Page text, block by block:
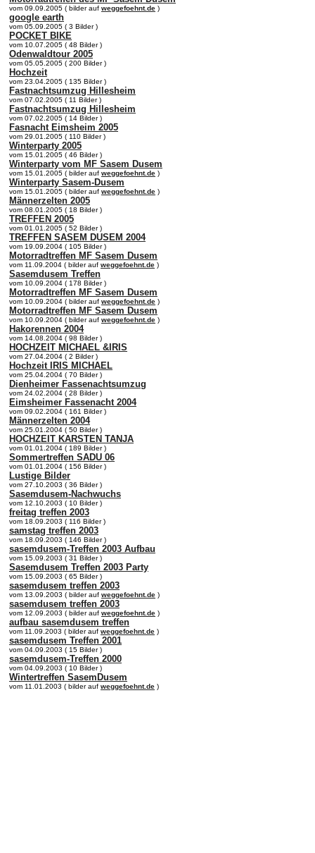
vom 09.09.2005 ( bilder auf weggefoehnt.de )
google earth
vom 05.09.2005 ( 3 Bilder )
POCKET BIKE
vom 10.07.2005 ( 48 Bilder )
Odenwaldtour 2005
vom 05.05.2005 ( 200 Bilder )
Hochzeit
vom 23.04.2005 ( 135 Bilder )
Fastnachtsumzug Hillesheim
vom 07.02.2005 ( 11 Bilder )
Fastnachtsumzug Hillesheim
vom 07.02.2005 ( 14 Bilder )
Fasnacht Eimsheim 2005
vom 29.01.2005 ( 110 Bilder )
Winterparty 2005
vom 15.01.2005 ( 46 Bilder )
Winterparty vom MF Sasem Dusem
vom 15.01.2005 ( bilder auf weggefoehnt.de )
Winterparty Sasem-Dusem
vom 15.01.2005 ( bilder auf weggefoehnt.de )
Männerzelten 2005
vom 08.01.2005 ( 18 Bilder )
TREFFEN 2005
vom 01.01.2005 ( 52 Bilder )
TREFFEN SASEM DUSEM 2004
vom 19.09.2004 ( 105 Bilder )
Motorradtreffen MF Sasem Dusem
vom 11.09.2004 ( bilder auf weggefoehnt.de )
Sasemdusem Treffen
vom 10.09.2004 ( 178 Bilder )
Motorradtreffen MF Sasem Dusem
vom 10.09.2004 ( bilder auf weggefoehnt.de )
Motorradtreffen MF Sasem Dusem
vom 10.09.2004 ( bilder auf weggefoehnt.de )
Hakorennen 2004
vom 14.08.2004 ( 98 Bilder )
HOCHZEIT MICHAEL &IRIS
vom 27.04.2004 ( 2 Bilder )
Hochzeit IRIS MICHAEL
vom 25.04.2004 ( 70 Bilder )
Dienheimer Fassenachtsumzug
vom 24.02.2004 ( 28 Bilder )
Eimsheimer Fassenacht 2004
vom 09.02.2004 ( 161 Bilder )
Männerzelten 2004
vom 25.01.2004 ( 50 Bilder )
HOCHZEIT KARSTEN TANJA
vom 01.01.2004 ( 189 Bilder )
Sommertreffen SADU 06
vom 01.01.2004 ( 156 Bilder )
Lustige Bilder
vom 27.10.2003 ( 36 Bilder )
Sasemdusem-Nachwuchs
vom 12.10.2003 ( 10 Bilder )
freitag treffen 2003
vom 18.09.2003 ( 116 Bilder )
samstag treffen 2003
vom 18.09.2003 ( 146 Bilder )
sasemdusem-Treffen 2003 Aufbau
vom 15.09.2003 ( 31 Bilder )
Sasemdusem Treffen 2003 Party
vom 15.09.2003 ( 65 Bilder )
sasemdusem treffen 2003
vom 13.09.2003 ( bilder auf weggefoehnt.de )
sasemdusem treffen 2003
vom 12.09.2003 ( bilder auf weggefoehnt.de )
aufbau sasemdusem treffen
vom 11.09.2003 ( bilder auf weggefoehnt.de )
sasemdusem Treffen 2001
vom 04.09.2003 ( 15 Bilder )
sasemdusem-Treffen 2000
vom 04.09.2003 ( 10 Bilder )
Wintertreffen SasemDusem
vom 11.01.2003 ( bilder auf weggefoehnt.de )